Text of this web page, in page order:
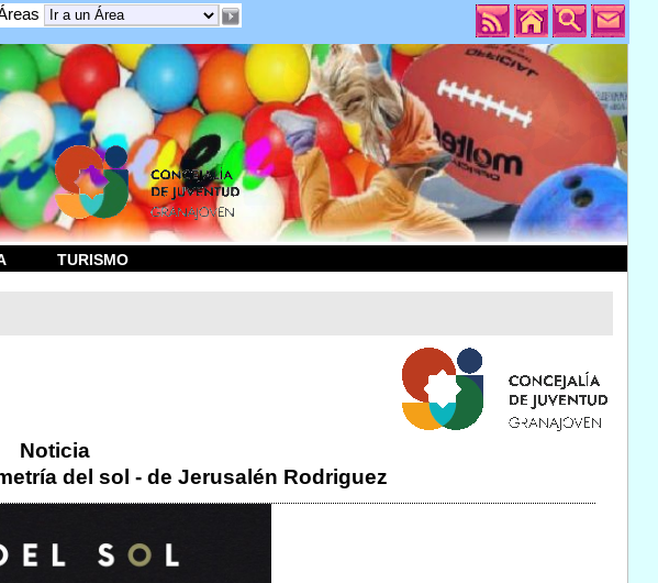
TURISMO
Noticia
del sol - de Jerusalén Rodriguez